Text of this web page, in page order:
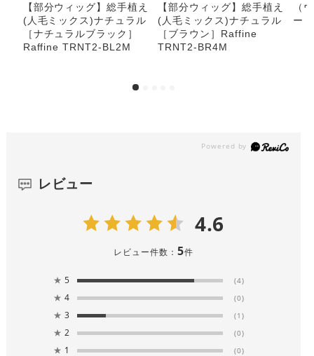
【部分ウィッグ】総手植え
(人毛ミックス)ナチュラル
［ナチュラルブラック］
Raffine TRNT2-BL2M
【部分ウィッグ】総手植え
(人毛ミックス)ナチュラル
［ブラウン］Raffine
TRNT2-BR4M
（
ー
レビュー
4.6
レビュー件数： 5件
★ 5 (4)
★ 4 (0)
★ 3 (1)
★ 2 (0)
★ 1 (0)